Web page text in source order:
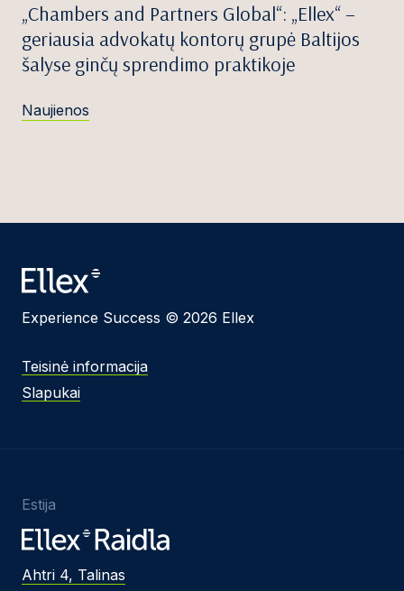
„Chambers and Partners Global“: „Ellex“ –
geriausia advokatų kontorų grupė Baltijos
šalyse ginčų sprendimo praktikoje
Naujienos
Experience Success © 2026 Ellex
Teisinė informacija
Slapukai
Estija
Ahtri 4, Talinas